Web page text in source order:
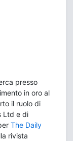
presso
in oro al
il ruolo di
Ltd e di
The Daily
rivista